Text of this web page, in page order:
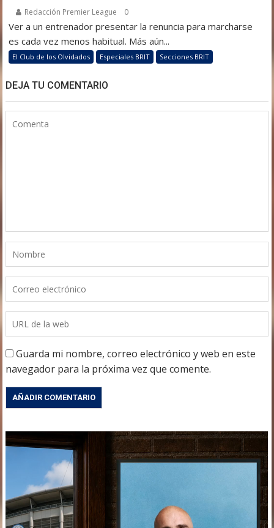
Redacción Premier League 0
Ver a un entrenador presentar la renuncia para marcharse
es cada vez menos habitual. Más aún...
El Club de los Olvidados Especiales BRIT Secciones BRIT
DEJA TU COMENTARIO
Guarda mi nombre, correo electrónico y web en este
navegador para la próxima vez que comente.